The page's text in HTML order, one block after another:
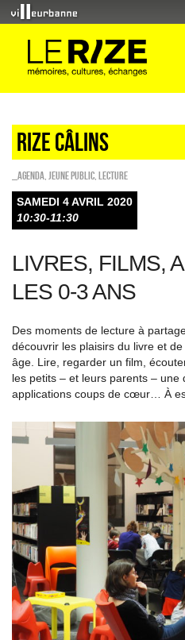
Rize câlins
_Agenda Jeune public Lecture
SAMEDI 4 AVRIL 2020
10:30-11:30
LIVRES, FILMS,
LES 0-3 ANS
Des moments de lecture à
découvrir les plaisirs du livre et
âge. Lire, regarder un film,
les petits – et leurs parents – une
applications coups de cœur… À